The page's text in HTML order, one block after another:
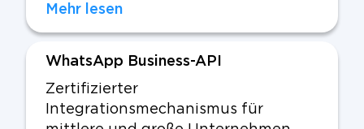
Mehr lesen
WhatsApp Business-API
Zertifizierter
Integrationsmechanismus für